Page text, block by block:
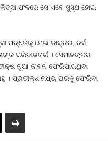
ଫଳରେ ସେ ଏବେ ସୁସ୍ଥ ହୋଇ
ପଦ୍ଧତିକୁ ନେଇ ଡାକ୍ତର, ନର୍ସ,
ପରିବାରବର୍ଗ । ସେମାନଙ୍କର
ନୂଆ ଜୀବନ ଫେରିପାଇଥିବା
। ପ୍ରତୀକ୍ଷ ମଧ୍ୟ ଘରକୁ ଫେରିବା